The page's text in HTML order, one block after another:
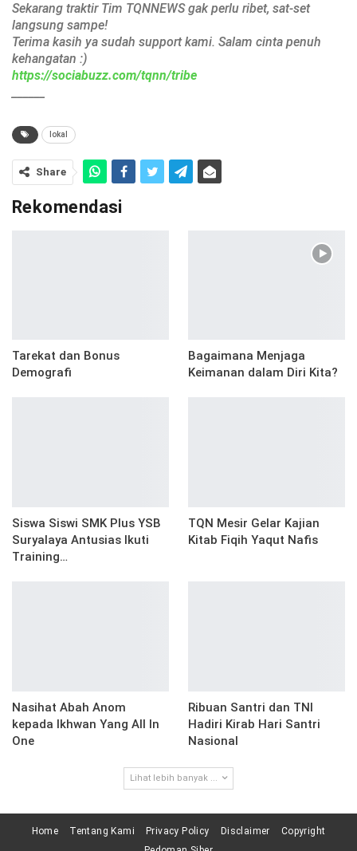
Sekarang traktir Tim TQNNEWS gak perlu ribet, sat-set
langsung sampe!
Terima kasih ya sudah support kami. Salam cinta penuh
kehangatan :)
https://sociabuzz.com/tqnn/tribe
lokal
Share
Rekomendasi
Tarekat dan Bonus
Demografi
Bagaimana Menjaga
Keimanan dalam Diri Kita?
Siswa Siswi SMK Plus YSB
Suryalaya Antusias Ikuti
Training…
TQN Mesir Gelar Kajian
Kitab Fiqih Yaqut Nafis
Nasihat Abah Anom
kepada Ikhwan Yang All In
One
Ribuan Santri dan TNI
Hadiri Kirab Hari Santri
Nasional
Lihat lebih banyak ...
Home Tentang Kami Privacy Policy Disclaimer
Copyright